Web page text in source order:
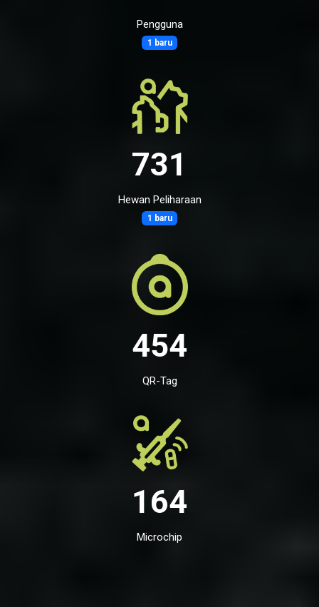
Pengguna
1 baru
731
Hewan Peliharaan
1 baru
454
QR-Tag
164
Microchip